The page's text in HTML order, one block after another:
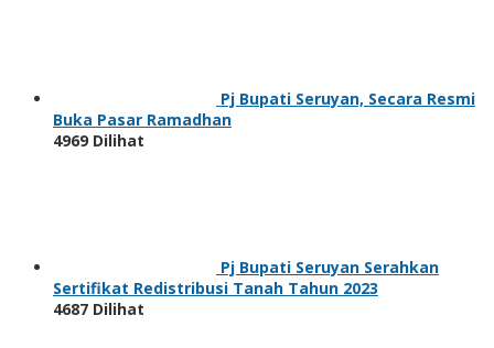
Pj Bupati Seruyan, Secara Resmi
Buka Pasar Ramadhan
4969 Dilihat
Pj Bupati Seruyan Serahkan
Sertifikat Redistribusi Tanah Tahun 2023
4687 Dilihat